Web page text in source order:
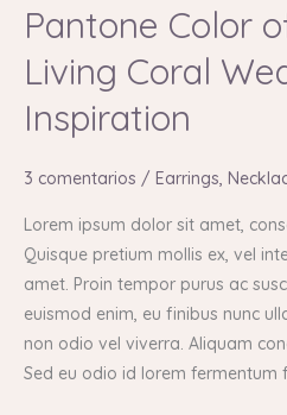
Pantone Color
Living Coral
Inspiration
3 comentarios / Earrings,
Lorem ipsum dolor sit amet,
Quisque pretium mollis ex, vel
amet. Proin tempor purus ac
euismod enim, eu finibus nunc
non odio vel viverra. Aliquam
Sed eu odio id lorem fermentum
of
Year
Living
Coral
Wedding